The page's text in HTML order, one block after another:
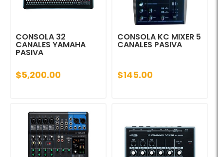
CONSOLA 32
CANALES YAMAHA
PASIVA
$5,200.00
CONSOLA KC MIXER 5
CANALES PASIVA
$145.00